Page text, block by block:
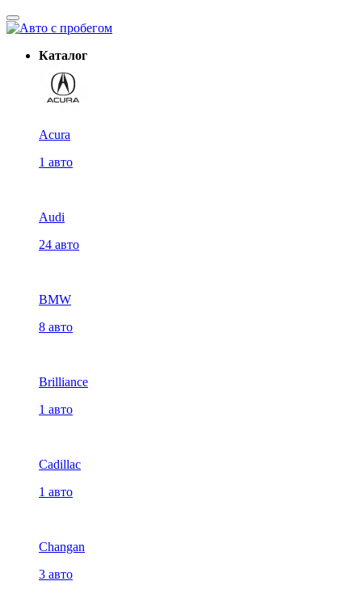
Каталог
Acura
1 авто
Audi
24 авто
BMW
8 авто
Brilliance
1 авто
Cadillac
1 авто
Changan
3 авто